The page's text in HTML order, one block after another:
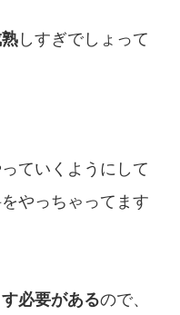
しすぎでしょって
ていくようにして
やっちゃってます
必要があるので、